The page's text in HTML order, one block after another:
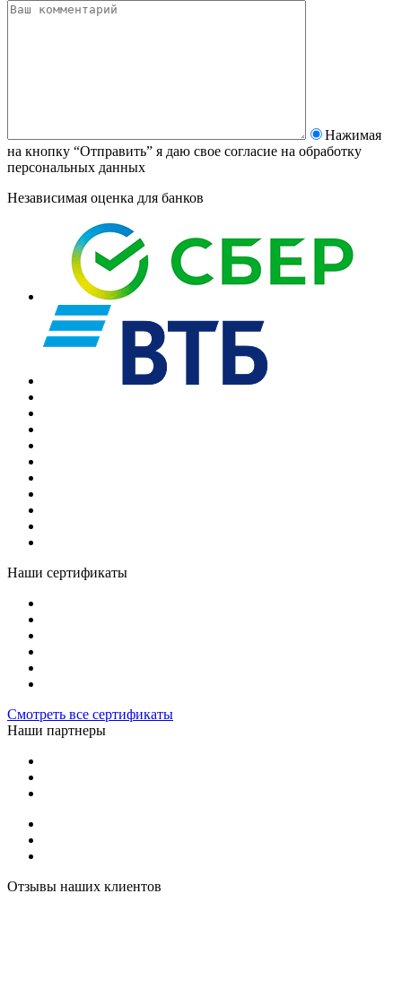
Нажимая
на кнопку “Отправить” я даю свое согласие на обработку
персональных данных
Независимая оценка для банков
Наши сертификаты
Смотреть все сертификаты
Наши партнеры
Отзывы наших клиентов